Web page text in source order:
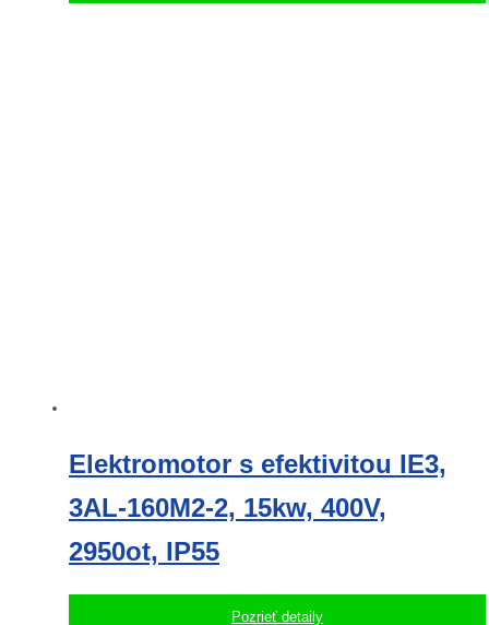
Elektromotor s efektivitou IE3,
3AL-160M2-2, 15kw, 400V,
2950ot, IP55
Pozrieť detaily